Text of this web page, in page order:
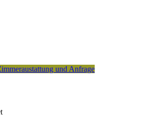
und Anfrage